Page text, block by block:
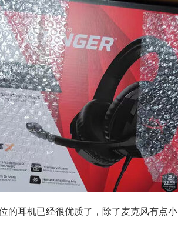
的耳机已经很优质了，除了麦克风有点小